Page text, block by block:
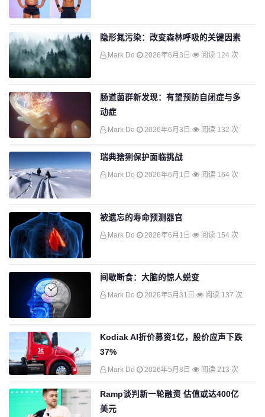
隐形氮污染：改变森林呼吸的关键因素
Mark Do 2026年6月3日 阅读 124 次
肠道菌群新发现：有望预防自闭症与多
动症
Mark Do 2026年6月3日 阅读 132 次
瑞典猞猁保护面临挑战
Mark Do 2026年6月1日 阅读 164 次
被遗忘的寿命预测器官
Mark Do 2026年6月1日 阅读 154 次
间歇断食：大脑的惊人蜕变
Mark Do 2026年5月31日 阅读 137 次
Kodiak AI折价募资1亿，股价应声下跌
37%
Mark Do 2026年5月8日 阅读 213 次
Ramp谈判新一轮融资 估值或达400亿
美元